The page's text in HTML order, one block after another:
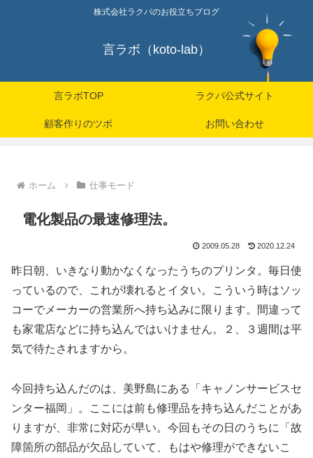
株式会社ラクパのお役立ちブログ
言ラボ（koto-lab）
言ラボTOP ラクパ公式サイト
顧客作りのツボ お問い合わせ
ホーム 仕事モード
電化製品の最速修理法。
2009.05.28 2020.12.24
昨日朝、いきなり動かなくなったうちのプリンタ。毎日使
っているので、これが壊れるとイタい。こういう時はソッ
コーでメーカーの営業所へ持ち込みに限ります。間違って
も家電店などに持ち込んではいけません。２、３週間は平
気で待たされますから。
今回持ち込んだのは、美野島にある「キャノンサービスセ
ンター福岡」。ここには前も修理品を持ち込んだことがあ
りますが、非常に対応が早い。今回もその日のうちに「故
障箇所の部品が欠品していて、もはや修理ができないこ